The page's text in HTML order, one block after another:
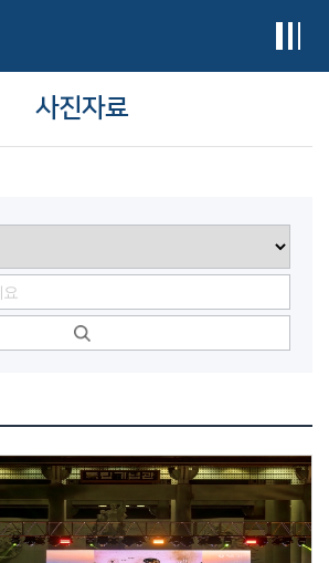
사진자료